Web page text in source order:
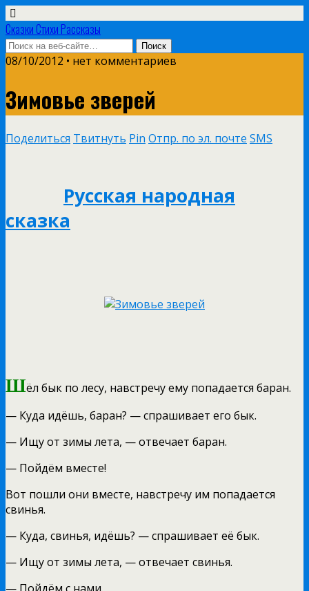
Сказки Стихи Рассказы
08/10/2012 • нет комментариев
Зимовье зверей
Поделиться Твитнуть Pin Отпр. по эл. почте SMS
Русская народная
сказка
Шёл бык по лесу, навстречу ему попадается баран.
— Куда идёшь, баран? — спрашивает его бык.
— Ищу от зимы лета, — отвечает баран.
— Пойдём вместе!
Вот пошли они вместе, навстречу им попадается
свинья.
— Куда, свинья, идёшь? — спрашивает её бык.
— Ищу от зимы лета, — отвечает свинья.